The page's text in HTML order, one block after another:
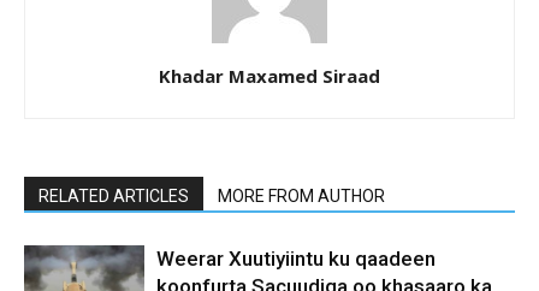
Khadar Maxamed Siraad
RELATED ARTICLES MORE FROM AUTHOR
Weerar Xuutiyiintu ku qaadeen
koonfurta Sacuudiga oo khasaaro ka